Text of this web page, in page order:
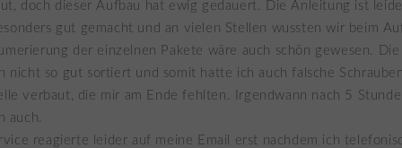
doch dieser Aufbau hat ewig gedauert. Die Anleitung ist
gut gemacht und an vielen Stellen wussten wir beim
der einzelnen Pakete wäre auch schön gewesen. Die
nicht so gut sortiert und somit hatte ich auch falsche
verbaut, die mir am Ende fehlten. Irgendwann nach 5
auch.
reagierte leider auf meine Email erst nachdem ich